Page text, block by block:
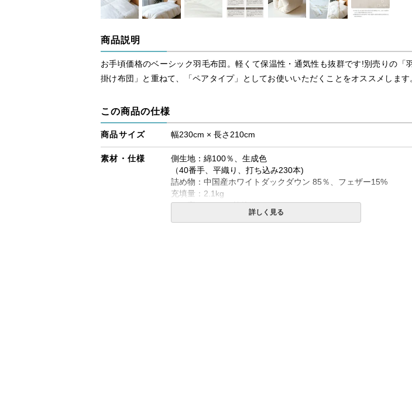
商品説明
お手頃価格のベーシック羽毛布団。軽くて保温性・通気性も抜群です!別売りの「
掛け布団」と重ねて、「ペアタイプ」としてお使いいただくことをオススメします
この商品の仕様
商品サイズ 幅230cm × 長さ210cm
素材・仕様
側生地：綿100％、生成色
（40番手、平織り、打ち込み230本)
詰め物：中国産ホワイトダックダウン 85％、フェザー15%
充填量：2.1kg
かさ高：8～9cm前後
※側生地ダウンプルーフ加工
詳しく見る